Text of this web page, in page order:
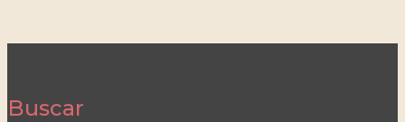
Buscar